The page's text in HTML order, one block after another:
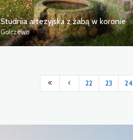
Studnia artezyjska z żabą w koronie
Golczewo
22 23 24